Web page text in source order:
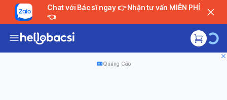
Chat với Bác sĩ ngay 👉 Nhận tư vấn MIỄN PHÍ
👈
Quảng Cáo